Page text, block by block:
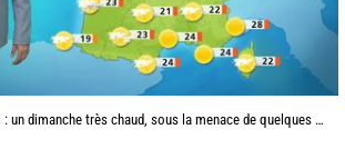
dimanche très chaud, sous la menace de quelques orages